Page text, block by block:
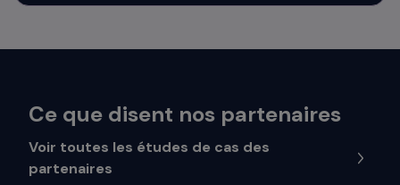
Ce que disent nos partenaires
Voir toutes les études de cas des
partenaires